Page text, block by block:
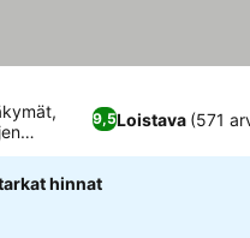
9,5Loistava (571
hinnat